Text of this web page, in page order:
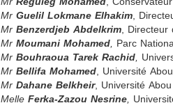
MrGuelil Lokmane Elhakim,
MrBenzerdjeb Abdelkrim,
MrMoumani Mohamed, Parc
MrBouhraoua Tarek Rachid,
MrBellifa Mohamed, Université
MrDahane Belkheir, Université
MelleFerka-Zazou Nesrine,